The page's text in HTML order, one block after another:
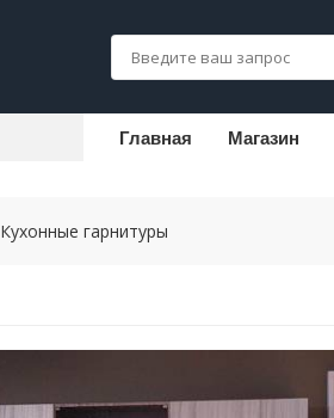
Главная Магазин
Кухонные гарнитуры